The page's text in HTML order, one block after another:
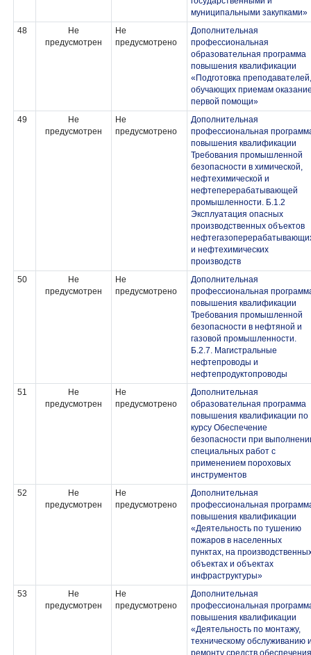
муниципальными закупками»
48
Не
предусмотрен
Не
предусмотрено
Дополнительная
профессиональная
образовательная программа
повышения квалификации
«Подготовка преподавателей,
обучающих приемам
первой помощи»
49
Не
предусмотрен
Не
предусмотрено
Дополнительная
профессиональная
повышения квалификации
Требования промышленной
безопасности в химической,
нефтехимической и
нефтеперерабатывающей
промышленности. Б.1.2
Эксплуатация опасных
производственных объектов
и нефтехимических
производств
50
Не
предусмотрен
Не
предусмотрено
Дополнительная
профессиональная
повышения квалификации
Требования промышленной
безопасности в нефтяной и
газовой промышленности.
Б.2.7. Магистральные
нефтепроводы и
нефтепродуктопроводы
51
Не
предусмотрен
Не
предусмотрено
Дополнительная
образовательная программа
повышения квалификации по
курсу Обеспечение
безопасности при
специальных работ с
применением пороховых
инструментов
52
Не
предусмотрен
Не
предусмотрено
Дополнительная
профессиональная
повышения квалификации
«Деятельность по тушению
пожаров в населенных
пунктах, на
объектах и объектах
инфраструктуры»
53
Не
предусмотрен
Не
предусмотрено
Дополнительная
профессиональная
повышения квалификации
«Деятельность по монтажу,
техническому обслуживанию
ремонту средств обеспечения